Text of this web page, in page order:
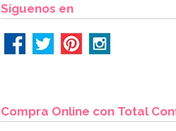
Síguenos en
Compra Online con Total